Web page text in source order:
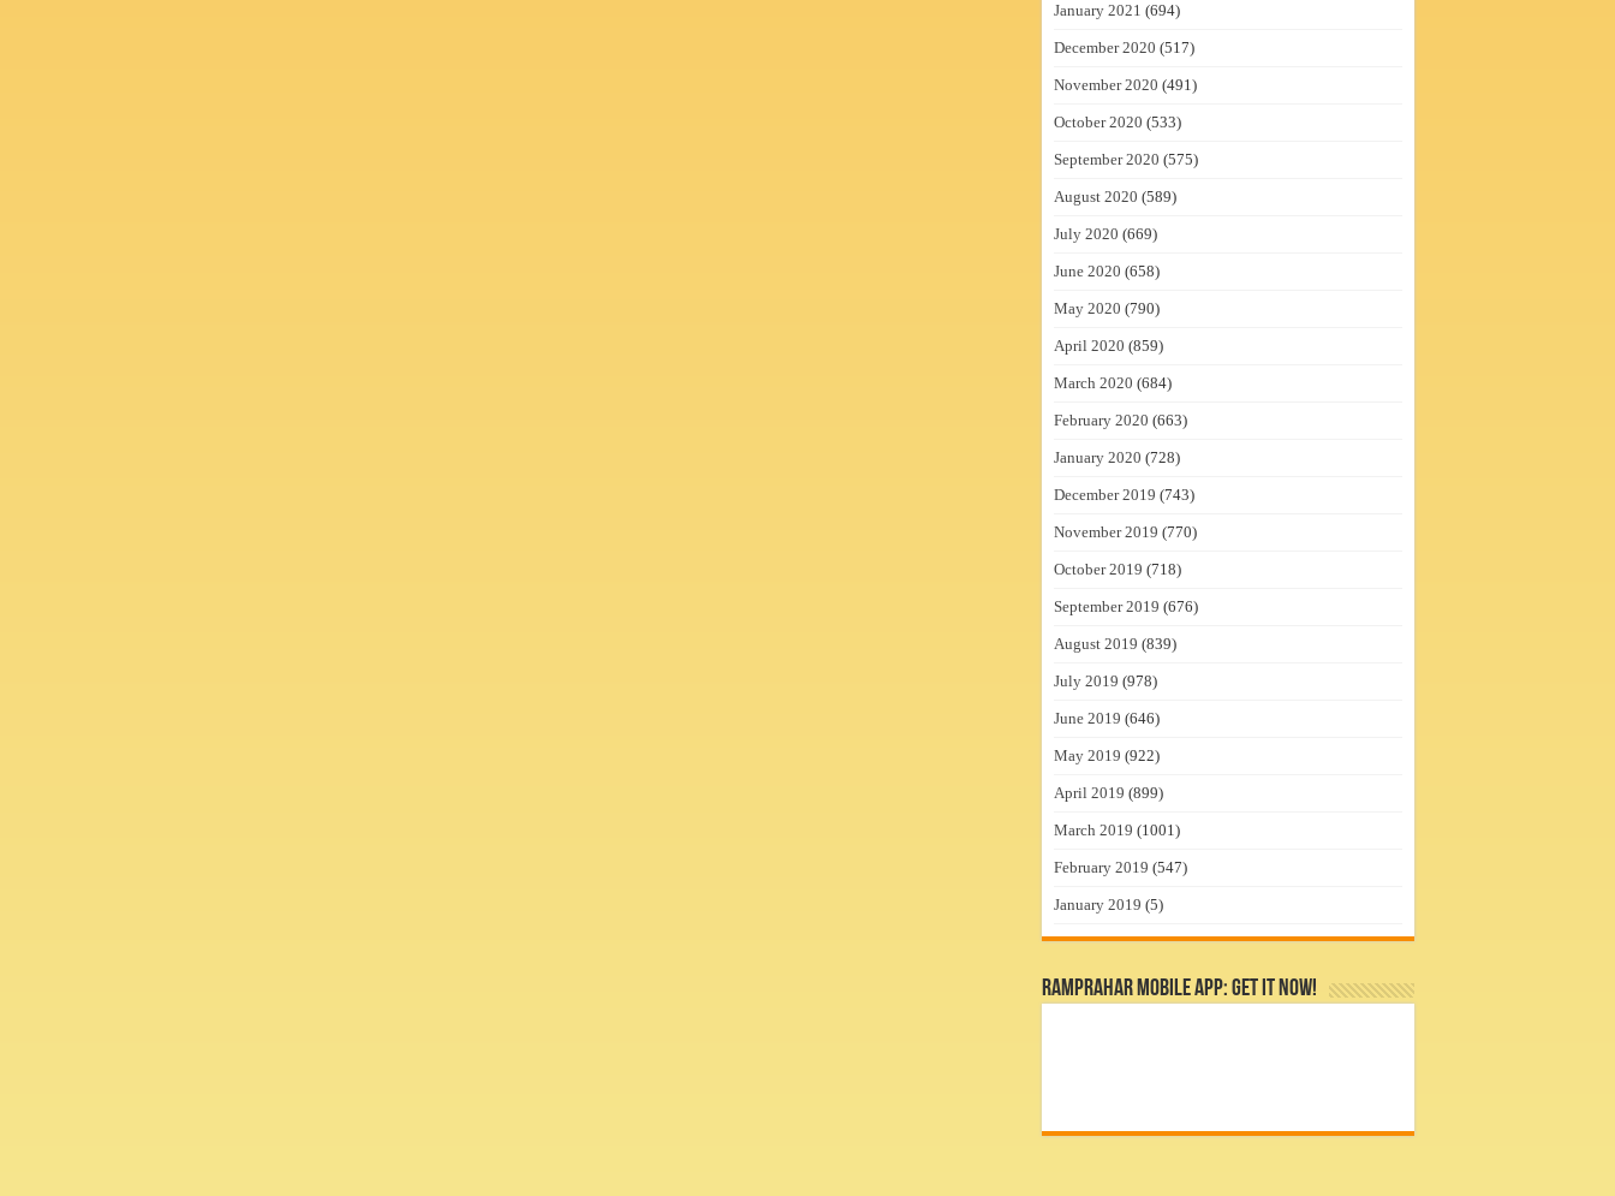
January 2021 (694)
December 2020 (517)
November 2020 (491)
October 2020 (533)
September 2020 (575)
August 2020 (589)
July 2020 (669)
June 2020 (658)
May 2020 (790)
April 2020 (859)
March 2020 (684)
February 2020 (663)
January 2020 (728)
December 2019 (743)
November 2019 (770)
October 2019 (718)
September 2019 (676)
August 2019 (839)
July 2019 (978)
June 2019 (646)
May 2019 (922)
April 2019 (899)
March 2019 (1001)
February 2019 (547)
January 2019 (5)
RamPrahar Mobile App: Get it Now!